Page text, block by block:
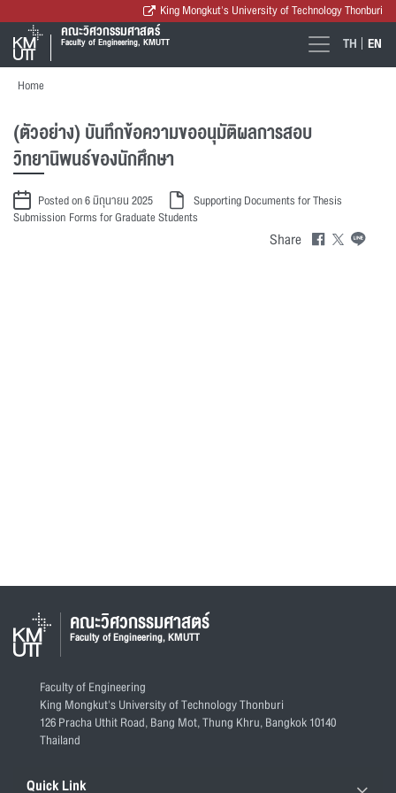
King Mongkut's University of Technology Thonburi
คณะวิศวกรรมศาสตร์
Faculty of Engineering, KMUTT TH EN
Home
(ตัวอย่าง) บันทึกข้อความขออนุมัติผลการสอบ
วิทยานิพนธ์ของนักศึกษา
Posted on 6 มิถุนายน 2025
Supporting Documents for Thesis
Submission Forms for Graduate Students
Share
คณะวิศวกรรมศาสตร์
Faculty of Engineering, KMUTT
Faculty of Engineering
King Mongkut's University of Technology Thonburi
126 Pracha Uthit Road, Bang Mot, Thung Khru, Bangkok 10140
Thailand
Quick Link